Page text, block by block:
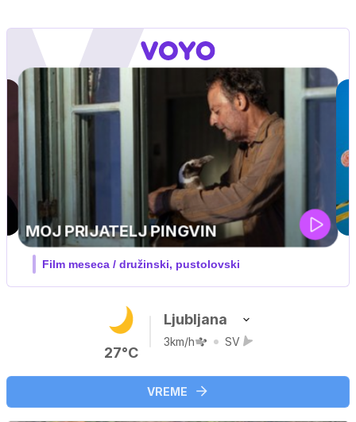
27°C
Ljubljana
3km/h SV
VREME